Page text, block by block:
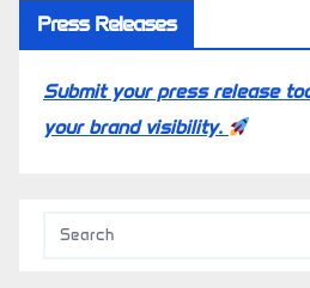
Press Releases
Submit your press release
your brand visibility.